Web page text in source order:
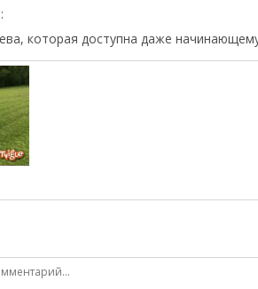
:
которая доступна даже